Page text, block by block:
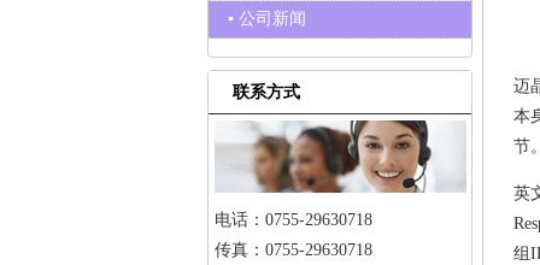
迈
本
节
英
组
▪ 公司新闻
联系方式
电话：0755-29630718
传真：0755-29630718